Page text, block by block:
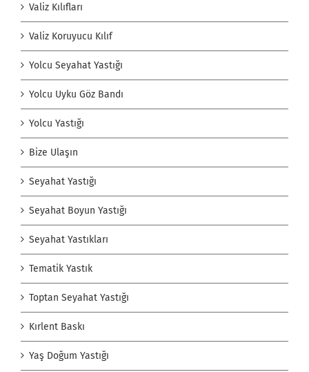
Valiz Kılıfları
Valiz Koruyucu Kılıf
Yolcu Seyahat Yastığı
Yolcu Uyku Göz Bandı
Yolcu Yastığı
Bize Ulaşın
Seyahat Yastığı
Seyahat Boyun Yastığı
Seyahat Yastıkları
Tematik Yastık
Toptan Seyahat Yastığı
Kırlent Baskı
Yaş Doğum Yastığı